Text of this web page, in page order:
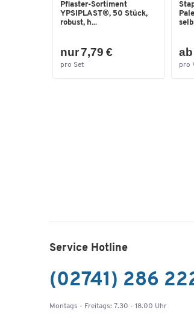
Pflaster-Sortiment
YPSIPLAST®, 50 Stück,
robust, h...
nur 7,79 €
pro Set
ab
pro
Service Hotline
(02741) 286
Montags - Freitags: 7.30 - 18.00 Uhr